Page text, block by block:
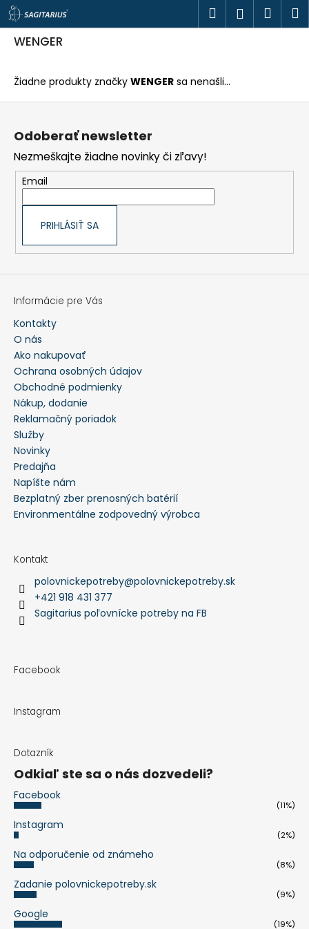
Prejsť
na
obsah
Hľadať
WENGER
Žiadne produkty značky WENGER sa nenašli...
š Späť
Späť
o
p
o
e
b
u
ť
O
d
p
o
r
ú
č
a
m
e
PULOVER
-
-
€52,40
Z
Odoberať newsletter
Nezmeškajte žiadne novinky či zľavy!
Email
PRIHLÁSIŤ SA
Informácie pre Vás
Kontakty
O nás
Ako nakupovať
Ochrana osobných údajov
Obchodné podmienky
Nákup, dodanie
Reklamačný poriadok
Služby
Novinky
Predajňa
Napíšte nám
Bezplatný zber prenosných batérií
Environmentálne zodpovedný výrobca
Kontakt
polovnickepotreby@polovnickepotreby.sk
+421 918 431 377
Sagitarius poľovnícke potreby na FB
Facebook
Instagram
Dotazník
Odkiaľ ste sa o nás dozvedeli?
Facebook
(11%)
Instagram
(2%)
Na odporučenie od známeho
(8%)
Zadanie polovnickepotreby.sk
(9%)
Google
(19%)